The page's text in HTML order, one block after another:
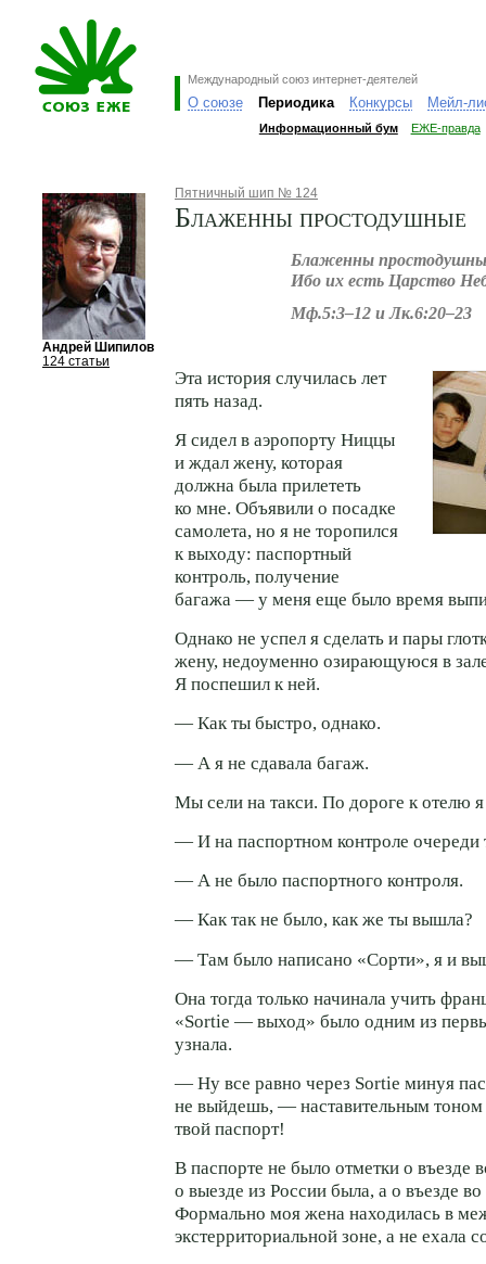
Международный союз интернет-деятелей
О союзе Периодика Конкурсы Мейл-
Информационный бум ЕЖЕ-правда
Андрей Шипилов
124 статьи
Пятничный шип № 124
Блаженны простодушные
Блаженны
Ибо их есть Царство
Мф.5:3–12 и Лк.6:20–23
Эта история случилась лет
пять назад.
Я сидел в аэропорту Ниццы
и ждал жену, которая
должна была прилететь
ко мне. Объявили о посадке
самолета, но я не торопился
к выходу: паспортный
контроль, получение
багажа — у меня еще было время
Однако не успел я сделать и пары
жену, недоуменно озирающуюся в
Я поспешил к ней.
— Как ты быстро, однако.
— А я не сдавала багаж.
Мы сели на такси. По дороге к отелю
— И на паспортном контроле очереди
— А не было паспортного контроля.
— Как так не было, как же ты вышла?
— Там было написано «Сорти», я и
Она тогда только начинала учить
«Sortie — выход» было одним из
узнала.
— Ну все равно через Sortie минуя
не выйдешь, — наставительным
твой паспорт!
В паспорте не было отметки о въезде
о выезде из России была, а о въезде
Формально моя жена находилась в
экстерриториальной зоне, а не ехала